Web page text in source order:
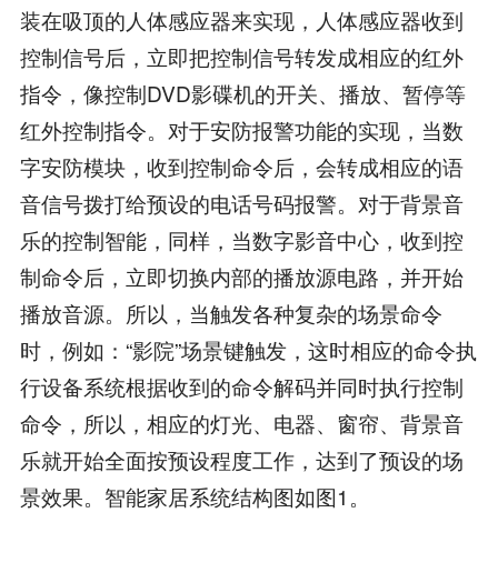
装在吸顶的人体感应器来实现，人体感应器收到
控制信号后，立即把控制信号转发成相应的红外
指令，像控制DVD影碟机的开关、播放、暂停等
红外控制指令。对于安防报警功能的实现，当数
字安防模块，收到控制命令后，会转成相应的语
音信号拨打给预设的电话号码报警。对于背景音
乐的控制智能，同样，当数字影音中心，收到控
制命令后，立即切换内部的播放源电路，并开始
播放音源。所以，当触发各种复杂的场景命令
时，例如：“影院”场景键触发，这时相应的命令执
行设备系统根据收到的命令解码并同时执行控制
命令，所以，相应的灯光、电器、窗帘、背景音
乐就开始全面按预设程度工作，达到了预设的场
景效果。智能家居系统结构图如图1。